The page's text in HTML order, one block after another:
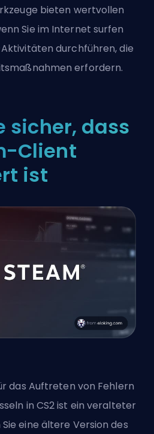
bieten wertvollen
Sie im Internet surfen
durchführen, die
erfordern.
sicher, dass
Client
ist
das Auftreten von Fehlern
in CS2 ist ein veralteter
eine ältere Version des